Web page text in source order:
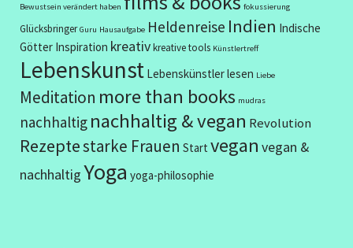
Bewustsein verändert haben fokussierung
Glücksbringer Guru Hausaufgabe Heldenreise Indien Indische
Götter Inspiration kreativkreative tools Künstlertreff
Lebenskunst Lebenskünstlerlesen Liebe
Meditation more than books mudras
nachhaltig nachhaltig & vegan Revolution
Rezeptestarke Frauen Start vegan vegan &
nachhaltigYoga yoga-philosophie